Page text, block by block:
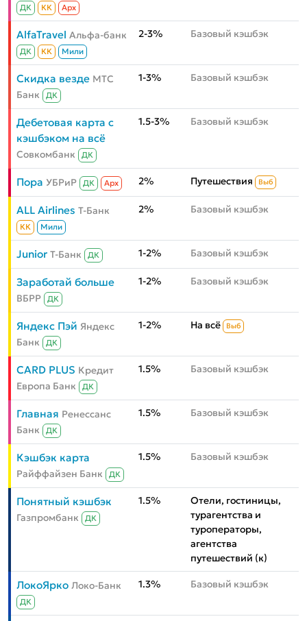
ДК КК Aрх
AlfaTravel Альфа-банк
ДК КК Мили
2-3% Базовый кэшбэк
Скидка везде МТС
Банк
ДК
1-3% Базовый кэшбэк
Дебетовая карта с
кэшбэком на всё
Совкомбанк ДК
1.5-3% Базовый кэшбэк
Пора УБРиР ДК Aрх 2% Путешествия Выб
ALL Airlines Т-Банк
КК Мили
2% Базовый кэшбэк
Junior Т-Банк ДК 1-2% Базовый кэшбэк
Заработай больше
ВБРР ДК
1-2% Базовый кэшбэк
Яндекс Пэй Яндекс
Банк
ДК
1-2% На всё Выб
CARD PLUS Кредит
Европа Банк
ДК
1.5% Базовый кэшбэк
Главная Ренессанс
Банк
ДК
1.5% Базовый кэшбэк
Кэшбэк карта
Райффайзен Банк ДК
1.5% Базовый кэшбэк
Понятный кэшбэк
Газпромбанк ДК
1.5%
Отели, гостиницы,
турагентства и
туроператоры,
агентства
путешествий (к)
ЛокоЯрко Локо-Банк
ДК
1.3% Базовый кэшбэк